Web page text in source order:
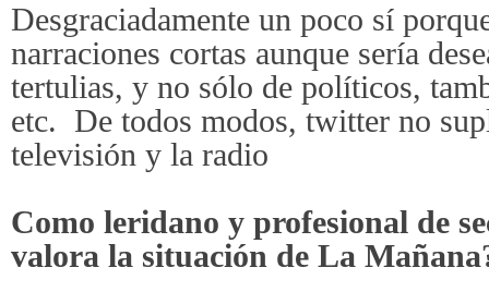
Desgraciadamente un poco sí
narraciones cortas aunque sería
tertulias, y no sólo de políticos,
etc. De todos modos, twitter no
televisión y la radio
Como leridano y profesional de
valora la situación de La